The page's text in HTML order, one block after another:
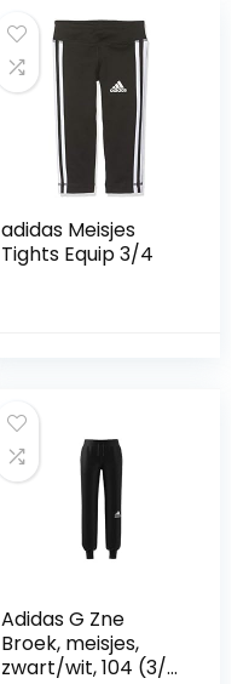
adidas Meisjes
Tights Equip 3/4
Adidas G Zne
Broek, meisjes,
zwart/wit, 104 (3/4